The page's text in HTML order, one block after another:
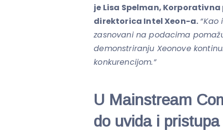
je Lisa Spelman,
direktorica Intel Xeon-a.
zasnovani na podacima
demonstriranju Xeonove
konkurencijom.”
U Mainstream
do uvida i